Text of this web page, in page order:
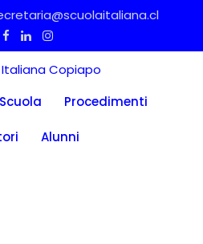
Scuola Procedimenti
Alunni